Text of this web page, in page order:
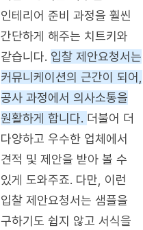
인테리어 준비 과정을 훨씬
간단하게 해주는 치트키와
같습니다. 입찰 제안요청서는
커뮤니케이션의 근간이 되어,
공사 과정에서 의사소통을
원활하게 합니다. 더불어 더
다양하고 우수한 업체에서
견적 및 제안을 받아 볼 수
있게 도와주죠. 다만, 이런
입찰 제안요청서는 샘플을
구하기도 쉽지 않고 서식을